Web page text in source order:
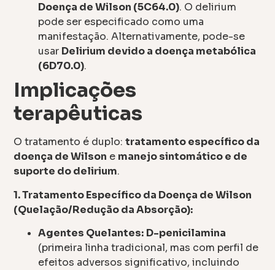
Doença de Wilson (5C64.0). O delirium
pode ser especificado como uma
manifestação. Alternativamente, pode-se
usar Delirium devido a doença metabólica
(6D70.0).
Implicações
terapêuticas
O tratamento é duplo:tratamento específico da
doença de Wilson e manejo sintomático e de
suporte do delirium.
1. Tratamento Específico da Doença de Wilson
(Quelação/Redução da Absorção):
Agentes Quelantes: D-penicilamina
(primeira linha tradicional, mas com perfil de
efeitos adversos significativo, incluindo